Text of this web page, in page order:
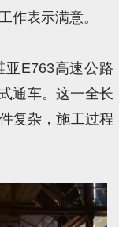
作表示满意。
亚E763高速公路
通车。这一全长
复杂，施工过程